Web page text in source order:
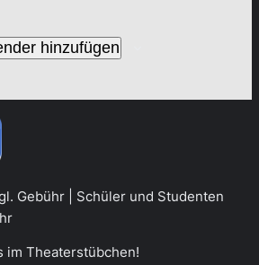
hinzufügen
Gebühr | Schüler und Studenten
im Theaterstübchen!